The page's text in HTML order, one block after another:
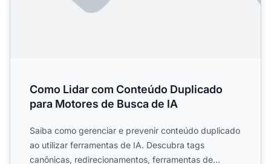
Como Lidar com Conteúdo Duplicado
para Motores de Busca de IA
Saiba como gerenciar e prevenir conteúdo duplicado
ao utilizar ferramentas de IA. Descubra tags
canônicas, redirecionamentos, ferramentas de